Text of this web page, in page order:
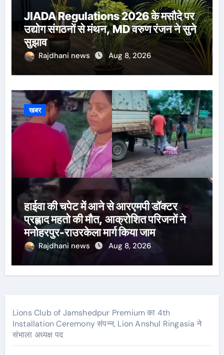
JIADA Regulations 2026 के मसौदे पर
उद्योग संगठनों से मंथन, MD वरुण रंजन ने सुने
सुझाव
Rajdhani news Aug 8, 2026
खबर
हाईवा की चपेट में आने से आरएमपी डॉक्टर
प्रह्लाद महतो की मौत, आक्रोशित परिजनों ने
मनोहरपुर-राउरकेला मार्ग किया जाम
Rajdhani news Aug 8, 2026
Lions Club of Jamshedpur Premium का 4th
Installation Ceremony संपन्न, Lion Anshul Ringasia ने
संभाला अध्यक्ष पद